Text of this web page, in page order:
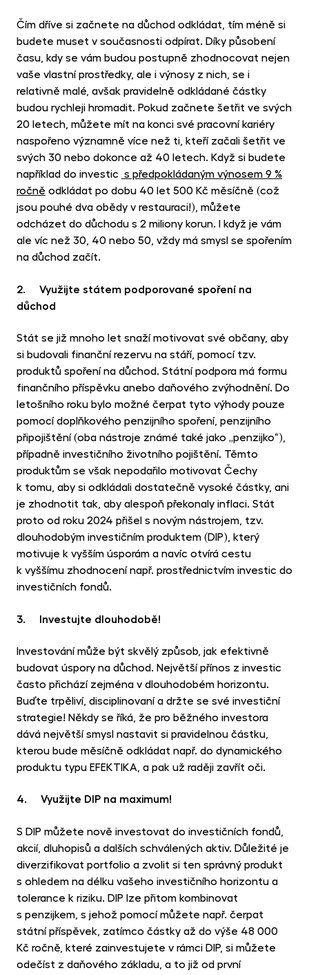
Čím dříve si začnete na důchod odkládat, tím méně si
budete muset v současnosti odpírat. Díky působení
času, kdy se vám budou postupně zhodnocovat nejen
vaše vlastní prostředky, ale i výnosy z nich, se i
relativně malé, avšak pravidelně odkládané částky
budou rychleji hromadit. Pokud začnete šetřit ve svých
20 letech, můžete mít na konci své pracovní kariéry
naspořeno významně více než ti, kteří začali šetřit ve
svých 30 nebo dokonce až 40 letech. Když si budete
například do investic s předpokládaným výnosem 9 %
ročně odkládat po dobu 40 let 500 Kč měsíčně (což
jsou pouhé dva obědy v restauraci!), můžete
odcházet do důchodu s 2 miliony korun. I když je vám
ale víc než 30, 40 nebo 50, vždy má smysl se spořením
na důchod začít.
2. Využijte státem podporované spoření na
důchod
Stát se již mnoho let snaží motivovat své občany, aby
si budovali finanční rezervu na stáří, pomocí tzv.
produktů spoření na důchod. Státní podpora má formu
finančního příspěvku anebo daňového zvýhodnění. Do
letošního roku bylo možné čerpat tyto výhody pouze
pomocí doplňkového penzijního spoření, penzijního
připojištění (oba nástroje známé také jako „penzijko“),
případně investičního životního pojištění. Těmto
produktům se však nepodařilo motivovat Čechy
k tomu, aby si odkládali dostatečně vysoké částky, ani
je zhodnotit tak, aby alespoň překonaly inflaci. Stát
proto od roku 2024 přišel s novým nástrojem, tzv.
dlouhodobým investičním produktem (DIP), který
motivuje k vyšším úsporám a navíc otvírá cestu
k vyššímu zhodnocení např. prostřednictvím investic do
investičních fondů.
3. Investujte dlouhodobě!
Investování může být skvělý způsob, jak efektivně
budovat úspory na důchod. Největší přínos z investic
často přichází zejména v dlouhodobém horizontu.
Buďte trpěliví, disciplinovaní a držte se své investiční
strategie! Někdy se říká, že pro běžného investora
dává největší smysl nastavit si pravidelnou částku,
kterou bude měsíčně odkládat např. do dynamického
produktu typu EFEKTIKA, a pak už raději zavřít oči.
4. Využijte DIP na maximum!
S DIP můžete nově investovat do investičních fondů,
akcií, dluhopisů a dalších schválených aktiv. Důležité je
diverzifikovat portfolio a zvolit si ten správný produkt
s ohledem na délku vašeho investičního horizontu a
tolerance k riziku. DIP lze přitom kombinovat
s penzijkem, s jehož pomocí můžete např. čerpat
státní příspěvek, zatímco částky až do výše 48 000
Kč ročně, které zainvestujete v rámci DIP, si můžete
odečíst z daňového základu, a to již od první